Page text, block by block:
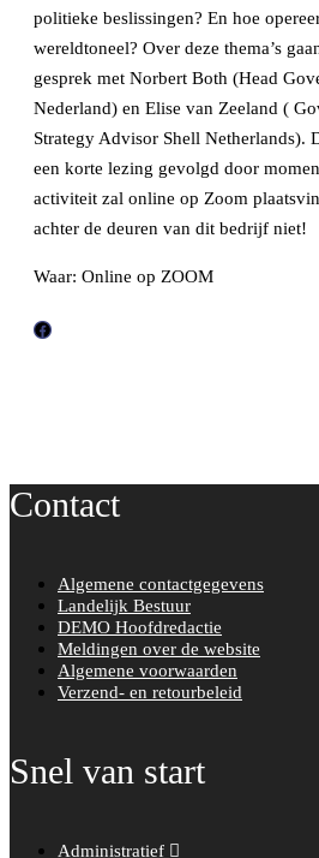
politieke beslissingen? En hoe
wereldtoneel? Over deze thema’s
gesprek met Norbert Both (Head
Nederland) en Elise van Zeeland (
Strategy Advisor Shell Netherlands).
een korte lezing gevolgd door
activiteit zal online op Zoom
achter de deuren van dit bedrijf niet!
Waar: Online op ZOOM
F
o
Contact
Algemene contactgegevens
Landelijk Bestuur
DEMO Hoofdredactie
Meldingen over de website
Algemene voorwaarden
Verzend- en retourbeleid
Snel van start
Administratief